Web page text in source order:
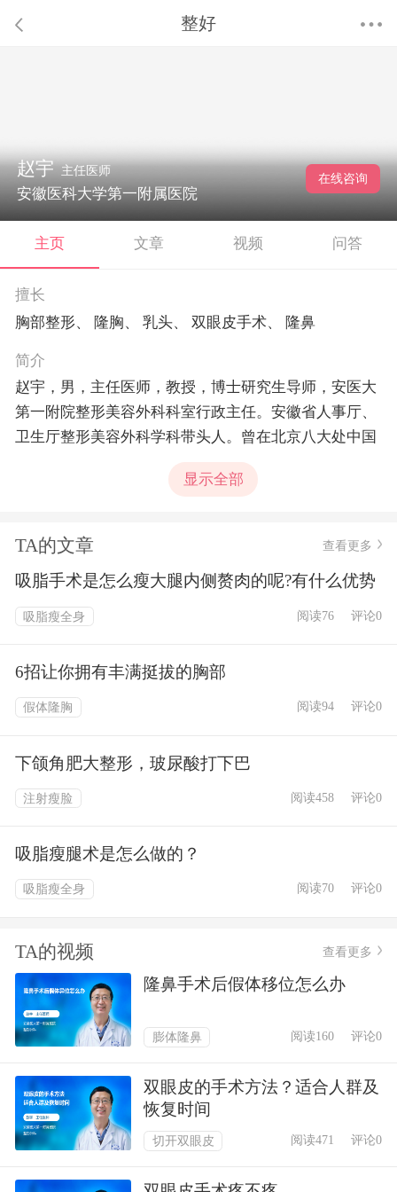
整好
赵宇 主任医师
安徽医科大学第一附属医院
在线咨询
主页 文章 视频 问答
擅长
胸部整形、 隆胸、 乳头、 双眼皮手术、 隆鼻
简介
赵宇，男，主任医师，教授，博士研究生导师，安医大
第一附院整形美容外科科室行政主任。安徽省人事厅、
卫生厅整形美容外科学科带头人。曾在北京八大处中国
毕业留该院工作11年，师从宋儒耀等国内顶尖级整形美
术任职:中华医学会整形分会乳房学组委员；中国整形协
委员，安徽省医师学会医学美容分会主任委员；安徽省
修复重建外科学会主任委员。主持国家自然科学基金1
项，发表美容整形学术论文60余篇（其中美国整形美容
杂志10余篇），出访美国St.louis大学、欧洲奥地利维也
纳大学以及韩国、日本等多个国家学习先进的美容整形
复（韩、日式双眼皮、眼袋、隆鼻与隆下巴、改脸型等
各种面部年轻化手术）；乳房美容与失败病例修复（乳
房缩小、隆乳、再造等各种乳房手术）；疤痕的美容整
后眼眶、颧骨畸形）美容修复等。
显示全部
TA的文章 查看更多
吸脂手术是怎么瘦大腿内侧赘肉的呢?有什么优势
吸脂瘦全身 阅读76 评论0
6招让你拥有丰满挺拔的胸部
假体隆胸 阅读94 评论0
下颌角肥大整形，玻尿酸打下巴
注射瘦脸 阅读458 评论0
吸脂瘦腿术是怎么做的？
吸脂瘦全身 阅读70 评论0
TA的视频 查看更多
隆鼻手术后假体移位怎么办
膨体隆鼻 阅读160 评论0
双眼皮的手术方法？适合人群及
恢复时间
切开双眼皮 阅读471 评论0